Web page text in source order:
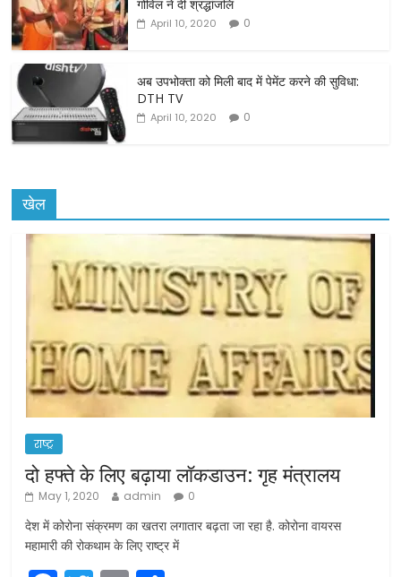
k
गोविल ने दी श्रद्धांजलि
April 10, 2020 0
अब उपभोक्ता को मिली बाद में पेमेंट करने की सुविधा:
DTH TV
April 10, 2020 0
खेल
राष्ट्र
दो हफ्ते के लिए बढ़ाया लॉकडाउन: गृह मंत्रालय
May 1, 2020 admin 0
देश में कोरोना संक्रमण का खतरा लगातार बढ़ता जा रहा है. कोरोना वायरस
महामारी की रोकथाम के लिए राष्ट्र में